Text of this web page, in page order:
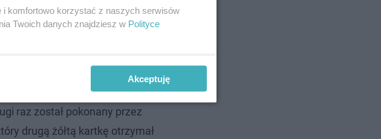
sobie klarownych
karny dla Ruchu. Tym razem
raz został pokonany przez
drugą żółtą kartkę otrzymał
i komfortowo korzystać z naszych serwisów
Twoich danych znajdziesz w Polityce
Akceptuję